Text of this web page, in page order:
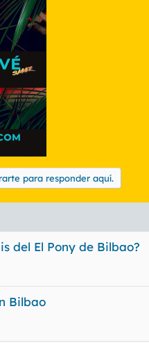
para responder aquí.
del El Pony de Bilbao?
Bilbao